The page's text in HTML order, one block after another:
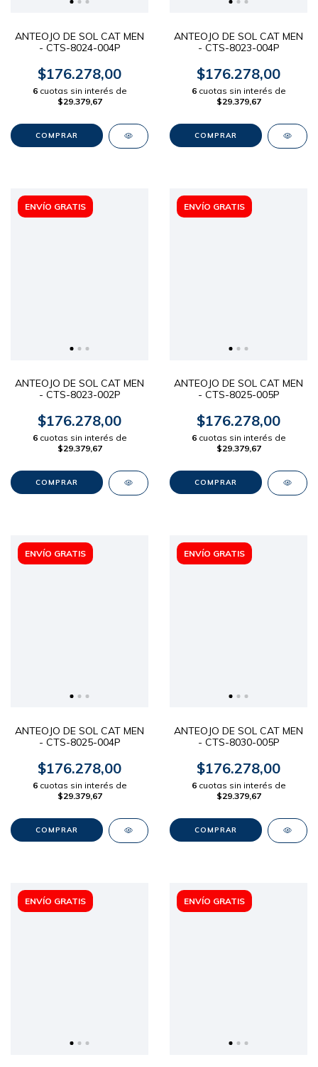
ANTEOJO DE SOL CAT MEN
- CTS-8024-004P
$176.278,00
6 cuotas sin interés de
$29.379,67
ANTEOJO DE SOL CAT MEN
- CTS-8023-004P
$176.278,00
6 cuotas sin interés de
$29.379,67
ENVÍO GRATIS
ANTEOJO DE SOL CAT MEN
- CTS-8023-002P
$176.278,00
6 cuotas sin interés de
$29.379,67
ENVÍO GRATIS
ANTEOJO DE SOL CAT MEN
- CTS-8025-005P
$176.278,00
6 cuotas sin interés de
$29.379,67
ENVÍO GRATIS
ANTEOJO DE SOL CAT MEN
- CTS-8025-004P
$176.278,00
6 cuotas sin interés de
$29.379,67
ENVÍO GRATIS
ANTEOJO DE SOL CAT MEN
- CTS-8030-005P
$176.278,00
6 cuotas sin interés de
$29.379,67
ENVÍO GRATIS ENVÍO GRATIS